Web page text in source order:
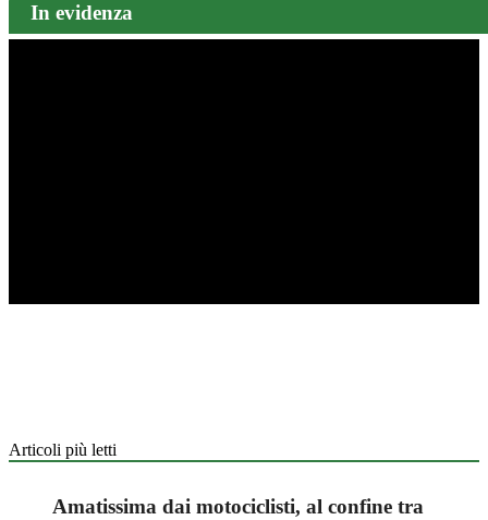
In evidenza
Articoli più letti
Amatissima dai motociclisti, al confine tra